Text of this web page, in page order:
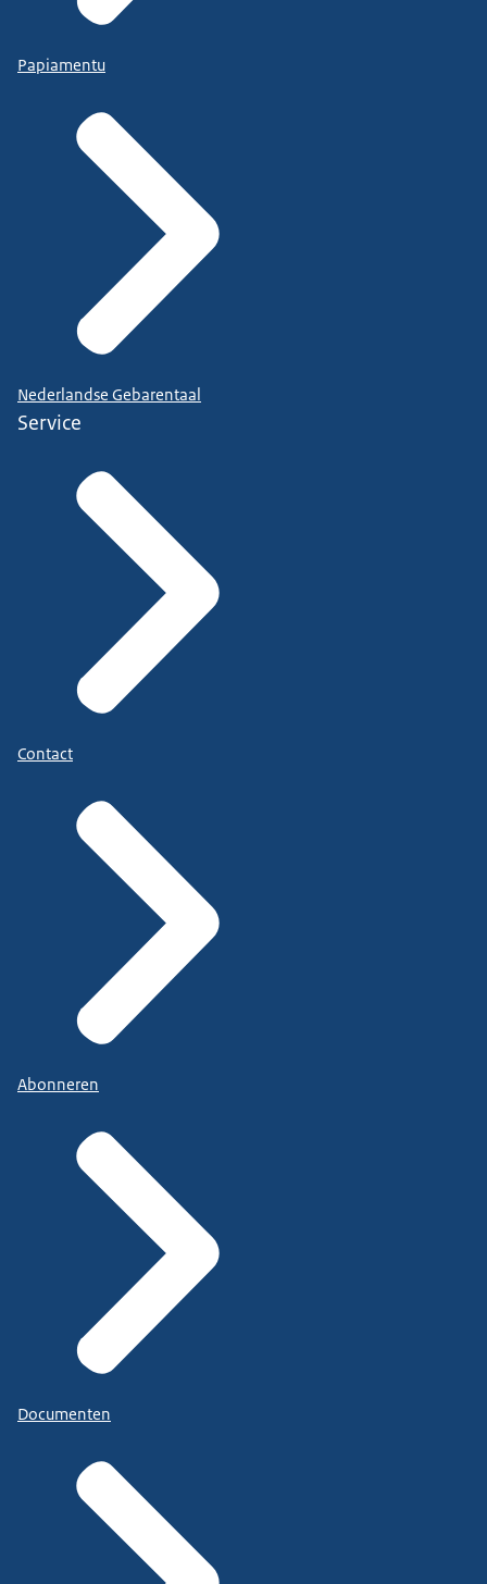
Papiamentu
Nederlandse Gebarentaal
Service
Contact
Abonneren
Documenten